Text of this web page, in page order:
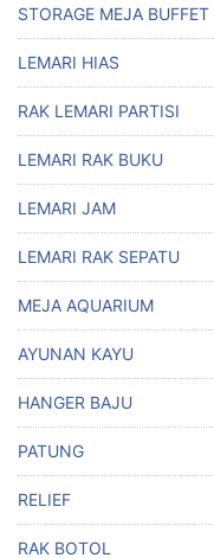
STORAGE MEJA BUFFET
LEMARI HIAS
RAK LEMARI PARTISI
LEMARI RAK BUKU
LEMARI JAM
LEMARI RAK SEPATU
MEJA AQUARIUM
AYUNAN KAYU
HANGER BAJU
PATUNG
RELIEF
RAK BOTOL